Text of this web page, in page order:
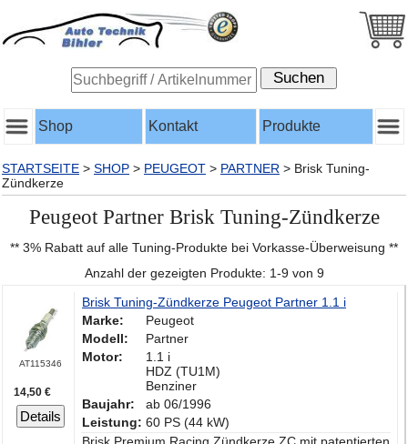
Shop Kontakt Produkte
STARTSEITE > SHOP > PEUGEOT > PARTNER > Brisk Tuning-
Zündkerze
Peugeot Partner Brisk Tuning-Zündkerze
** 3% Rabatt auf alle Tuning-Produkte bei Vorkasse-Überweisung **
Anzahl der gezeigten Produkte: 1-9 von 9
AT115346
14,50 €
Details
Brisk Tuning-Zündkerze Peugeot Partner 1.1 i
Marke:
Peugeot
Modell:
Partner
Motor:
1.1 i
HDZ (TU1M)
Benziner
Baujahr:
ab 06/1996
Leistung: 60 PS (44 kW)